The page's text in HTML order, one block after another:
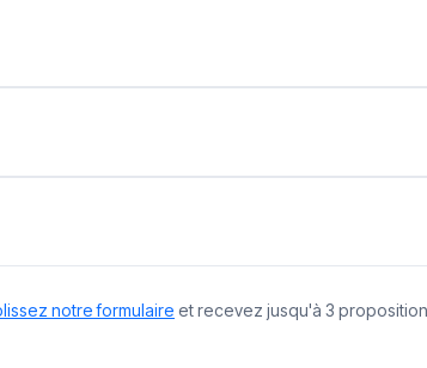
notre formulaire et recevez jusqu'à 3